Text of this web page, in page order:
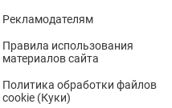
Рекламодателям
Правила использования
материалов сайта
Политика обработки файлов
cookie (Куки)